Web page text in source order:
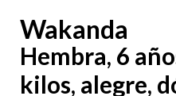
Wakanda
Hembra, 6
kilos, alegre,